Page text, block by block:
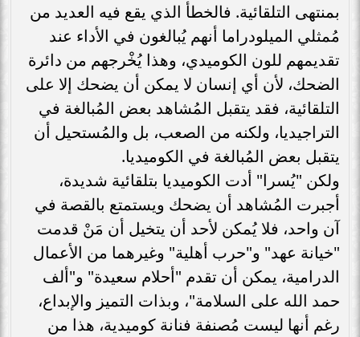
بمنتهى التلقائية. فالخطأ الذي يقع فيه العديد من
مُمثلي الميلودراما أنهم يُبالغون في الأداء عند
تقديمهم للون الكوميدي، وهذا يُخْرجهم من دائرة
الضحك، لأن أي إنسان لا يمكن أن يضحك إلا على
التلقائية، فقد يتقبل المُشاهد بعض المُبالغة في
التراجيديا، ولكنه من الصعب، بل والمُستحيل أن
يتقبل بعض المُبالغة في الكوميديا.
ولكن "يُسرا" أدت الكوميديا بتلقائية شديدة،
أجبرت المُشاهد أن يضحك ويستمتع بالقصة في
آن واحد، فلا يُمكن لأحد أن يتخيل أن مَنْ قدمت
"خيانة عهد" و"حرب أهلية" وغيرهما من الأعمال
الدرامية، يمكن أن تقدم "أحلام سعيدة" و"ألف
حمد الله على السلامة"، وبذات التميز والإبداع،
رغم أنها ليست مُصنفة فنانة كوميدية، هذا من